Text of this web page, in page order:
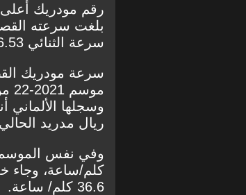
رقم مودريك أعلى
سرعة الثنائي 36.53 كلم/ساعة و36.22 كلم/ساعة على الترتيب.
وسجلها
ريال مدريد
كلم/ساعة، وجاء
36.6 كلم/ ساعة.